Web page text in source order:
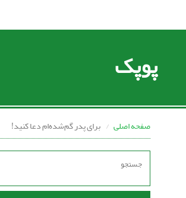
پوپک
صفحه اصلی برای پدر گم‌شده‌ام دعا کنید!